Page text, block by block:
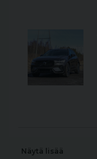
Näytä lisää